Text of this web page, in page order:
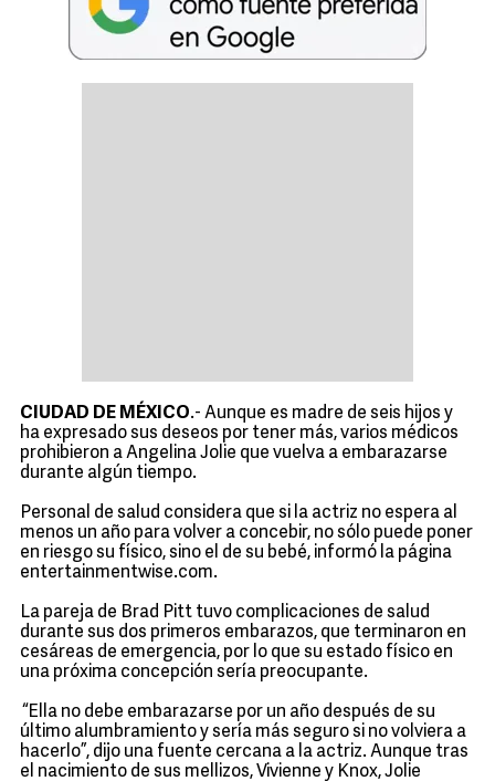
CIUDAD DE MÉXICO.- Aunque es madre de seis hijos y
ha expresado sus deseos por tener más, varios médicos
prohibieron a Angelina Jolie que vuelva a embarazarse
durante algún tiempo.
Personal de salud considera que si la actriz no espera al
menos un año para volver a concebir, no sólo puede poner
en riesgo su físico, sino el de su bebé, informó la página
entertainmentwise.com.
La pareja de Brad Pitt tuvo complicaciones de salud
durante sus dos primeros embarazos, que terminaron en
cesáreas de emergencia, por lo que su estado físico en
una próxima concepción sería preocupante.
“Ella no debe embarazarse por un año después de su
último alumbramiento y sería más seguro si no volviera a
hacerlo”, dijo una fuente cercana a la actriz. Aunque tras
el nacimiento de sus mellizos, Vivienne y Knox, Jolie